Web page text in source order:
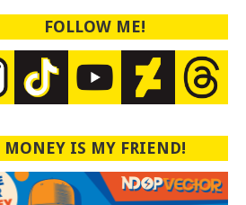
FOLLOW ME!
MONEY IS MY FRIEND!